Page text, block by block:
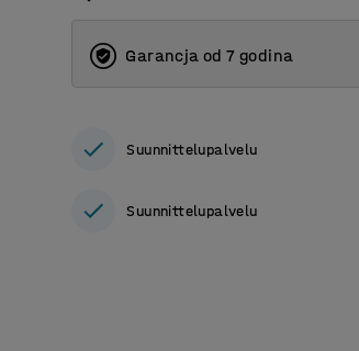
Garancja od 7 godina
Suunnittelupalvelu
Suunnittelupalvelu